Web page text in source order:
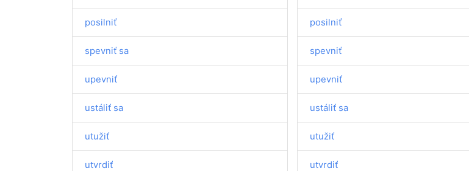
posilniť
spevniť sa
upevniť
ustáliť sa
utužiť
utvrdiť
posilniť
spevniť
upevniť
ustáliť sa
utužiť
utvrdiť